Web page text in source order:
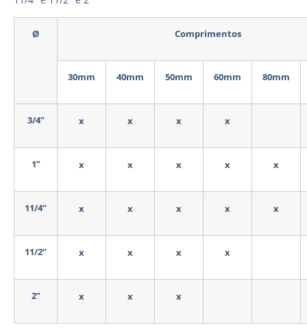
Ø Comprimentos
30mm 40mm 50mm 60mm 80mm
3/4” x x x x
1” x x x x x
11/4” x x x x x
11/2” x x x x
2” x x x